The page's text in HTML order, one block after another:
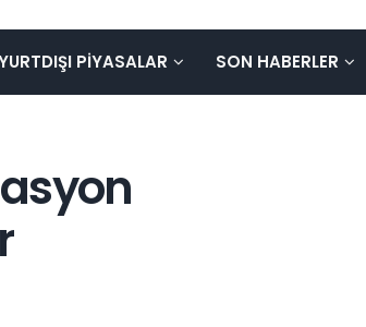
PIYASALAR SON HABERLER